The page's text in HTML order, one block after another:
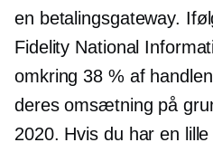
en betalingsgateway.
Fidelity National
omkring 38 % af
deres omsætning på
2020. Hvis du har en